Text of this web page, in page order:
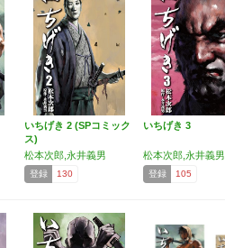
いちげき 2 (SPコミック
ス)
松本次郎,永井義男
登録 130
いちげき 3
松本次郎,永井義男
登録 105